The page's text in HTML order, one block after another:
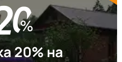
20% на